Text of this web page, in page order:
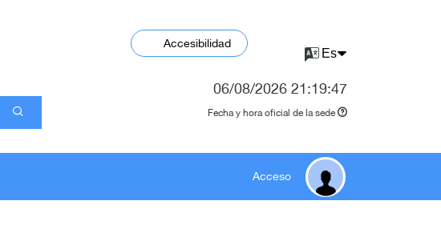
Accesibilidad
06/08/2026 21:19:47
Fecha y hora oficial de la sede
Acceso